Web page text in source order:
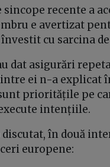
sincope recente a
e avertizat
cu sarcina
dat asigurări
ei n-a explicat
prioritățile pe
intențiile.
discutat, în două
europene: